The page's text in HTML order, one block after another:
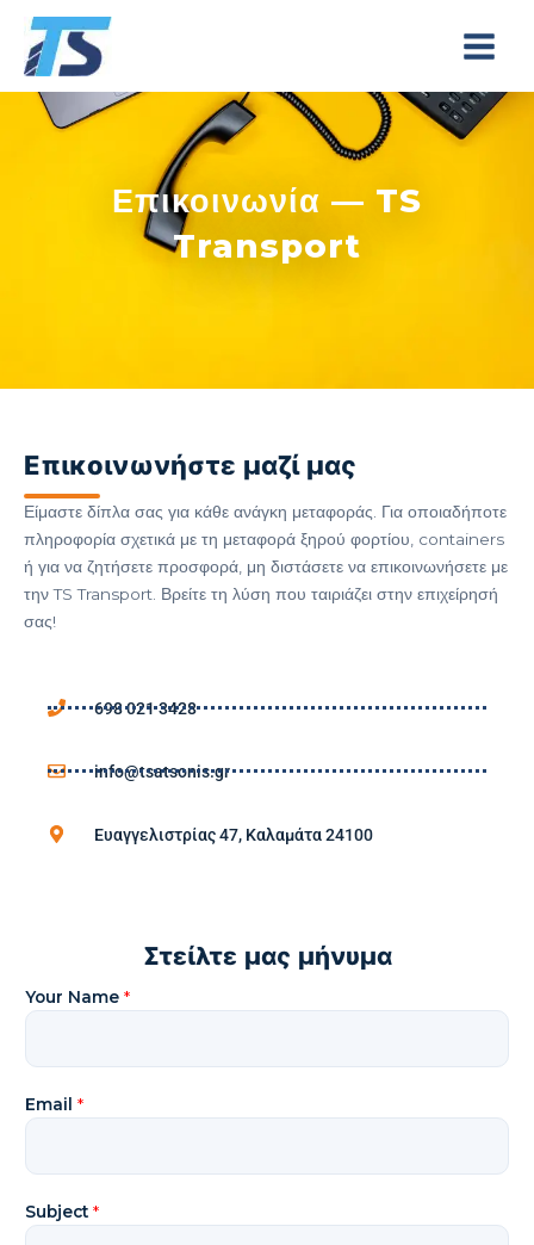
content
Επικοινωνία — TS
Transport
Επικοινωνήστε μαζί μας
Είμαστε δίπλα σας για κάθε ανάγκη μεταφοράς. Για οποιαδήποτε
πληροφορία σχετικά με τη μεταφορά ξηρού φορτίου, containers
ή για να ζητήσετε προσφορά, μη διστάσετε να επικοινωνήσετε με
την TS Transport. Βρείτε τη λύση που ταιριάζει στην επιχείρησή
σας!
698 021 3428
info@tsatsonis.gr
Ευαγγελιστρίας 47, Καλαμάτα 24100
Στείλτε μας μήνυμα
Your Name *
Y
u
Y
Email *
Subject *